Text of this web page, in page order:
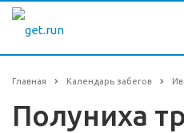
Главная Календарь забегов
Полуниха